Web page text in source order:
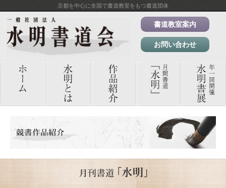
京都を中心に全国で書道教室をもつ書道団体
書道教室案内
お問い合わせ